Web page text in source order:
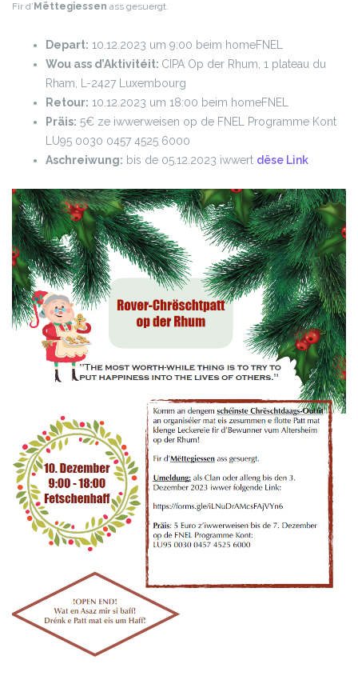
Fir d’ Mëttegiessen ass gesuergt.
Depart: 10.12.2023 um 9:00 beim homeFNEL
Wou ass d’Aktivitéit: CIPA Op der Rhum, 1 plateau du
Rham, L-2427 Luxembourg
Retour: 10.12.2023 um 18:00 beim homeFNEL
Präis: 5€ ze iwwerweisen op de FNEL Programme Kont
LU95 0030 0457 4525 6000
Aschreiwung: bis de 05.12.2023 iwwert dëse Link